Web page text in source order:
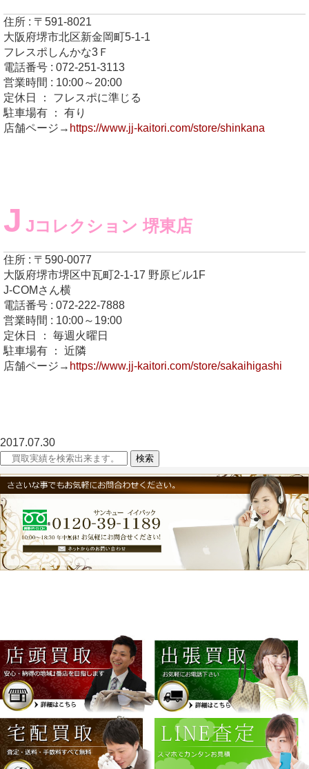
住所 : 〒591-8021
大阪府堺市北区新金岡町5-1-1
フレスポしんかな3Ｆ
電話番号 : 072-251-3113
営業時間 : 10:00～20:00
定休日 ： フレスポに準じる
駐車場有 ： 有り
店舗ページ→ https://www.jj-kaitori.com/store/shinkana
J Jコレクション 堺東店
住所 : 〒590-0077
大阪府堺市堺区中瓦町2-1-17 野原ビル1F
J-COMさん横
電話番号 : 072-222-7888
営業時間 : 10:00～19:00
定休日 ： 毎週火曜日
駐車場有 ： 近隣
店舗ページ→ https://www.jj-kaitori.com/store/sakaihigashi
2017.07.30